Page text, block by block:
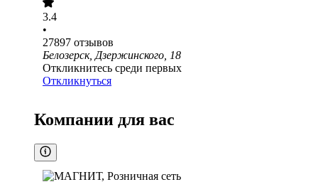
3.4
•
27897 отзывов
Белозерск, Дзержинского, 18
Откликнитесь среди первых
Откликнуться
Компании для вас